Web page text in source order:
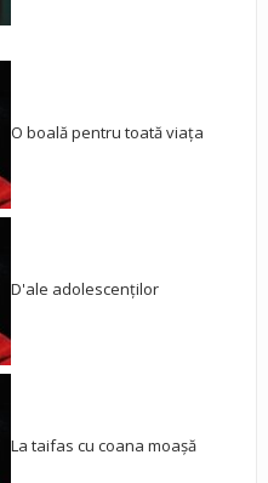
O boală pentru toată viața
D'ale adolescenților
La taifas cu coana moașă